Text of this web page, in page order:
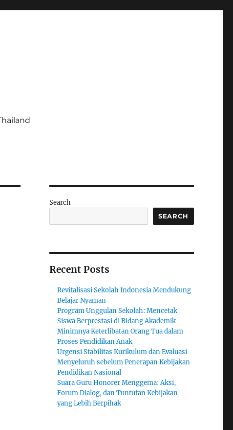
Search
SEARCH
Recent Posts
Revitalisasi Sekolah Indonesia Mendukung
Belajar Nyaman
Program Unggulan Sekolah: Mencetak
Siswa Berprestasi di Bidang Akademik
Minimnya Keterlibatan Orang Tua dalam
Proses Pendidikan Anak
Urgensi Stabilitas Kurikulum dan Evaluasi
Menyeluruh sebelum Penerapan Kebijakan
Pendidikan Nasional
Suara Guru Honorer Menggema: Aksi,
Forum Dialog, dan Tuntutan Kebijakan
yang Lebih Berpihak